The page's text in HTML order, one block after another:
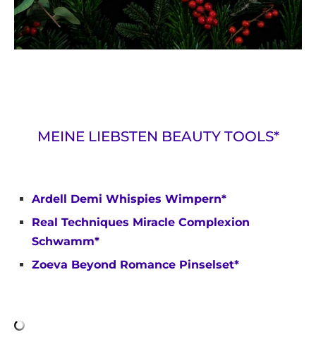
MEINE LIEBSTEN BEAUTY TOOLS*
Ardell Demi Whispies Wimpern*
Real Techniques Miracle Complexion
Schwamm*
Zoeva Beyond Romance Pinselset*